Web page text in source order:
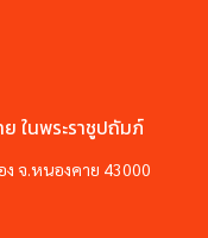
ในพระราชูปถัมภ์
จ.หนองคาย 43000